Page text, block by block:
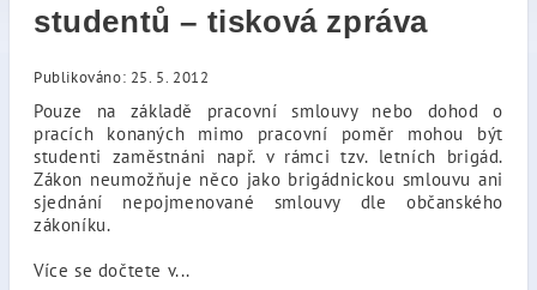
studentů – tisková zpráva
Publikováno: 25. 5. 2012
Pouze na základě pracovní smlouvy nebo dohod o
pracích konaných mimo pracovní poměr mohou být
studenti zaměstnáni např. v rámci tzv. letních brigád.
Zákon neumožňuje něco jako brigádnickou smlouvu ani
sjednání nepojmenované smlouvy dle občanského
zákoníku.
Více se dočtete v...